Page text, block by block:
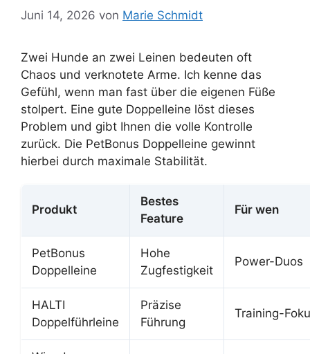
Juni 14, 2026 von Marie Schmidt
Zwei Hunde an zwei Leinen bedeuten oft
Chaos und verknotete Arme. Ich kenne das
Gefühl, wenn man fast über die eigenen Füße
stolpert. Eine gute Doppelleine löst dieses
Problem und gibt Ihnen die volle Kontrolle
zurück. Die PetBonus Doppelleine gewinnt
hierbei durch maximale Stabilität.
Produkt
Bestes
Feature
Für wen
PetBonus
Doppelleine
Hohe
Zugfestigkeit
Power-Duos
HALTI
Doppelführleine
Präzise
Führung
Training-